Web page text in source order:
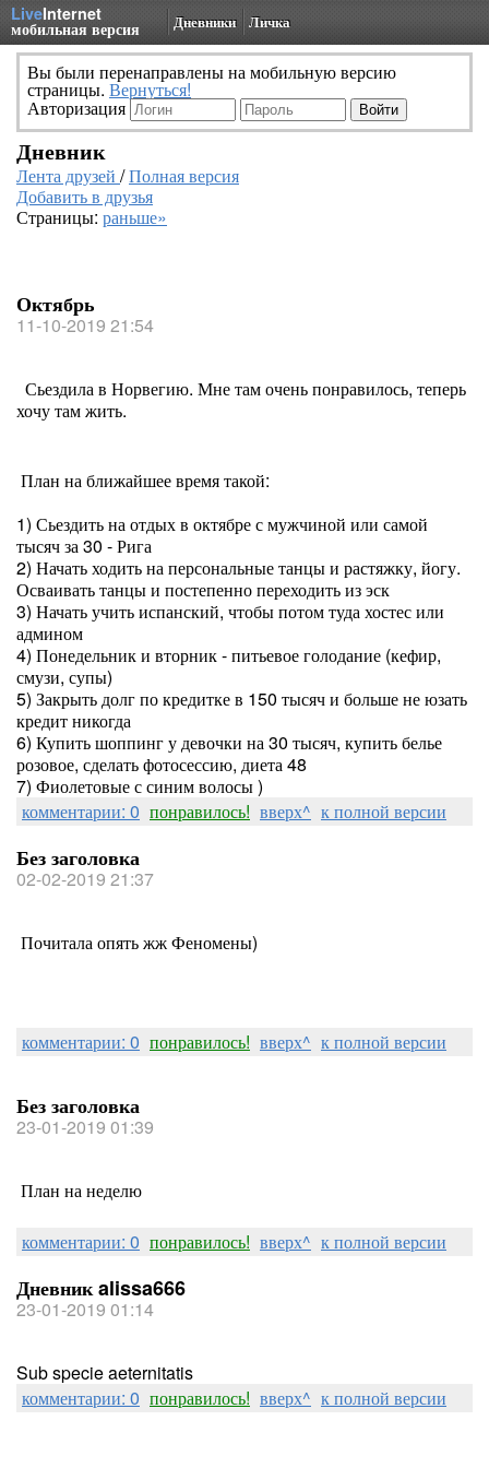
LiveInternet
мобильная версия Дневники Личка
Вы были перенаправлены на мобильную версию
страницы. Вернуться!
Авторизация
Дневник
Лента друзей /Полная версия
Добавить в друзья
Страницы: раньше»
Октябрь
11-10-2019 21:54
Сьездила в Норвегию. Мне там очень понравилось, теперь
хочу там жить.
План на ближайшее время такой:
1) Сьездить на отдых в октябре с мужчиной или самой
тысяч за 30 - Рига
2) Начать ходить на персональные танцы и растяжку, йогу.
Осваивать танцы и постепенно переходить из эск
3) Начать учить испанский, чтобы потом туда хостес или
админом
4) Понедельник и вторник - питьевое голодание (кефир,
смузи, супы)
5) Закрыть долг по кредитке в 150 тысяч и больше не юзать
кредит никогда
6) Купить шоппинг у девочки на 30 тысяч, купить белье
розовое, сделать фотосессию, диета 48
7) Фиолетовые с синим волосы )
комментарии: 0 понравилось! вверх^ к полной версии
Без заголовка
02-02-2019 21:37
Почитала опять жж Феномены)
комментарии: 0 понравилось! вверх^ к полной версии
Без заголовка
23-01-2019 01:39
План на неделю
комментарии: 0 понравилось! вверх^ к полной версии
Дневник alissa666
23-01-2019 01:14
Sub specie aeternitatis
комментарии: 0 понравилось! вверх^ к полной версии